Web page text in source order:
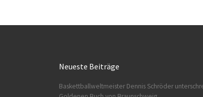
Neueste Beiträge
Baskettballweltmeister Dennis Schröder